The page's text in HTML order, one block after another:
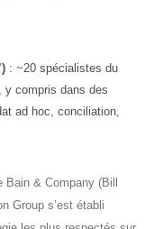
: ~20 spécialistes du
y compris dans des
ad hoc, conciliation,
& Company (Bill
Group s’est établi